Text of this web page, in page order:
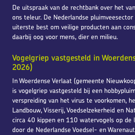
De uitspraak van de rechtbank over het
ons teleur. De Nederlandse
uiterste best om veilige producten aan
daarbij oog voor mens, dier en milieu.
Vogelgriep vastgesteld in
2026)
In Woerdense Verlaat (gemeente
is vogelgriep vastgesteld bij een
verspreiding van het virus te voorkomen,
Landbouw, Visserij, Voedselzekerheid en
circa 40 kippen en 110 watervogels op
door de Nederlandse Voedsel- en